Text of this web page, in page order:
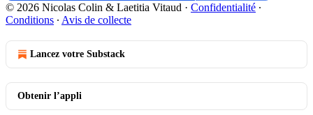
© 2026 Nicolas Colin & Laetitia Vitaud · Confidentialité ∙
Conditions ∙ Avis de collecte
Lancez votre Substack
Obtenir l’appli